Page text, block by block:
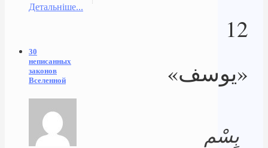
12
«يوسف»
بِسْمِ
Детальніше...
30
неписанных
законов
Вселенной